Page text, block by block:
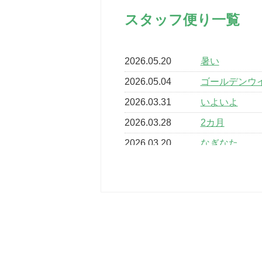
スタッフ便り一覧
2026.05.20 暑い
2026.05.04 ゴールデンウ
2026.03.31 いよいよ
2026.03.28 2カ月
2026.03.20 なぎなた